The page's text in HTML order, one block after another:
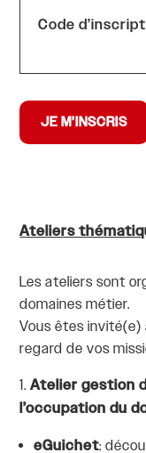
Code
JE M'INSCRIS
Ateliers
Les ateliers sont
domaines métier.
Vous êtes invité(e)
regard de vos
Atelier gestion
l’occupation du
eGuichet: